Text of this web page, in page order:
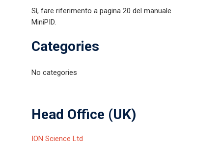
Sì, fare riferimento a pagina 20 del manuale
MiniPID.
Categories
No categories
Head Office (UK)
ION Science Ltd